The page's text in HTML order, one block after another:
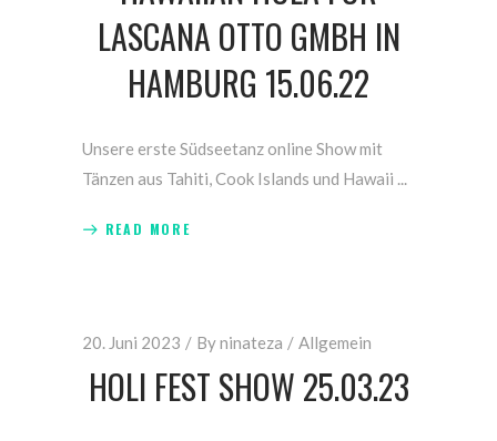
LASCANA OTTO GMBH IN
HAMBURG 15.06.22
Unsere erste Südseetanz online Show mit
Tänzen aus Tahiti, Cook Islands und Hawaii
READ MORE
20. Juni 2023 Byninateza Allgemein
HOLI FEST SHOW 25.03.23